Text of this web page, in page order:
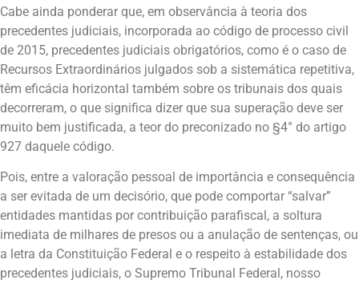
Cabe ainda ponderar que, em observância à teoria dos
precedentes judiciais, incorporada ao código de processo civil
de 2015, precedentes judiciais obrigatórios, como é o caso de
Recursos Extraordinários julgados sob a sistemática repetitiva,
têm eficácia horizontal também sobre os tribunais dos quais
decorreram, o que significa dizer que sua superação deve ser
muito bem justificada, a teor do preconizado no §4° do artigo
927 daquele código.
Pois, entre a valoração pessoal de importância e consequência
a ser evitada de um decisório, que pode comportar “salvar”
entidades mantidas por contribuição parafiscal, a soltura
imediata de milhares de presos ou a anulação de sentenças, ou
a letra da Constituição Federal e o respeito à estabilidade dos
precedentes judiciais, o Supremo Tribunal Federal, nosso